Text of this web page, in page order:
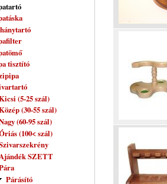
tisztító
(5-25 szál)
(30-55 szál)
(60-95 szál)
(100< szál)
SZETT
Párásító